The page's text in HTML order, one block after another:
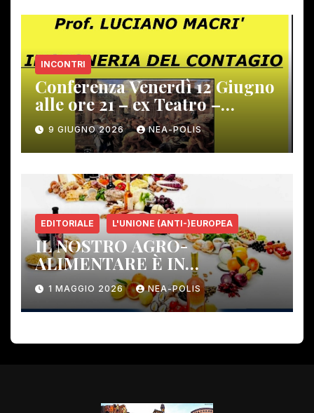
INCONTRI
Conferenza Venerdì 12 Giugno
alle ore 21 – ex Teatro –
Gambassi Terme –
9 GIUGNO 2026 NEA-POLIS
EDITORIALE L'UNIONE (ANTI-)EUROPEA
IL NOSTRO AGRO-
ALIMENTARE È IN
PERICOLO!
1 MAGGIO 2026 NEA-POLIS